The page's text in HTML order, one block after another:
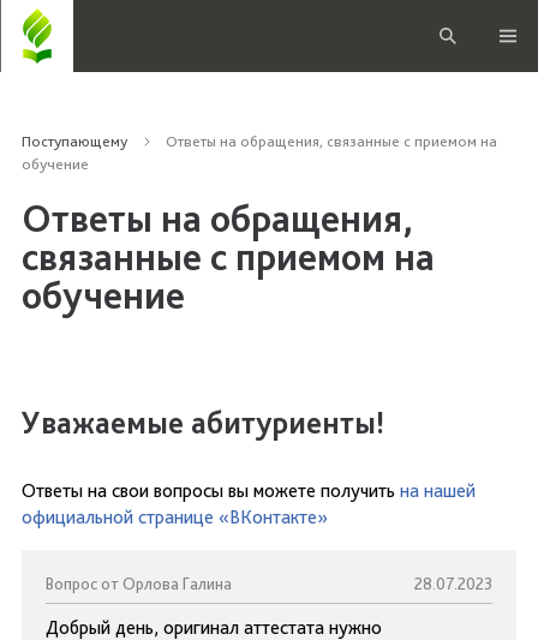
Поступающему
Ответы на обращения, связанные с приемом на
обучение
Ответы на обращения,
связанные с приемом на
обучение
Уважаемые абитуриенты!
Ответы на свои вопросы вы можете получить на нашей
официальной странице «ВКонтакте»
Вопрос от Орлова Галина 28.07.2023
Добрый день, оригинал аттестата нужно